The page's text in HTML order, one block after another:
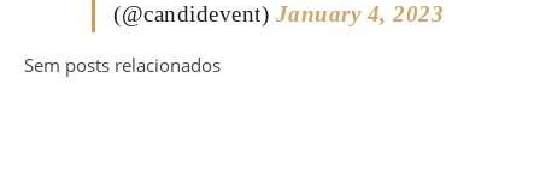
(@candidevent) January 4, 2023
Sem posts relacionados